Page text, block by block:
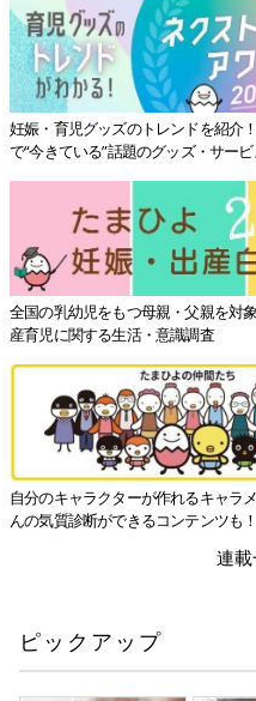
妊娠・育児グッズのトレンドを紹介
で“今きている”話題のグッズ・サー
全国の乳幼児をもつ母親・父親を対
産育児に関する生活・意識調査
自分のキャラクターが作れるキャラ
んの気質診断ができるコンテンツも！
連
ピックアップ